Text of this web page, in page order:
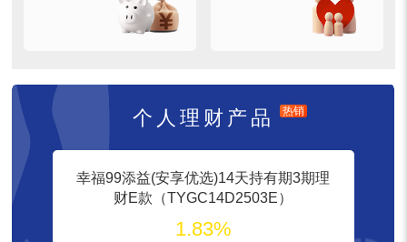
个人理财产品 热销
幸福99添益(安享优选)14天持有期3期理
财E款（TYGC14D2503E）
1.83%